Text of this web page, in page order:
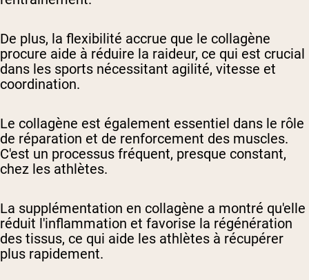
De plus, la flexibilité accrue que le collagène
procure aide à réduire la raideur, ce qui est crucial
dans les sports nécessitant agilité, vitesse et
coordination.
Le collagène est également essentiel dans le rôle
de réparation et de renforcement des muscles.
C'est un processus fréquent, presque constant,
chez les athlètes.
La supplémentation en collagène a montré qu'elle
réduit l'inflammation et favorise la régénération
des tissus, ce qui aide les athlètes à récupérer
plus rapidement.